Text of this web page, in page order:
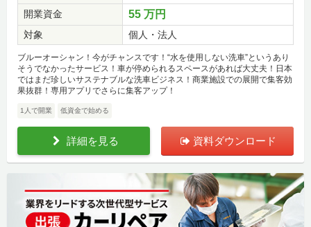
開業資金
55 万円
対象 個人・法人
ブルーオーシャン！今がチャンスです！“水を使用しない洗車”というあり
そうでなかったサービス！車が停められるスペースがあれば大丈夫！日本
ではまだ珍しいサステナブルな洗車ビジネス！商業施設での展開で集客効
果抜群！専用アプリでさらに集客アップ！
1人で開業 低資金で始める
詳細を見る 資料ダウンロード